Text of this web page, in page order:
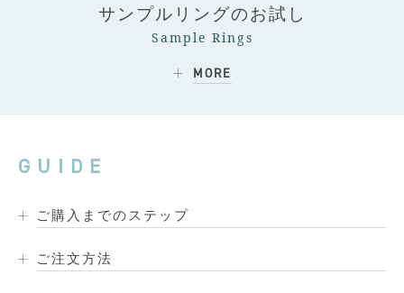
サンプルリングのお試し
Sample Rings
MORE
GUIDE
ご購入までのステップ
ご注文方法